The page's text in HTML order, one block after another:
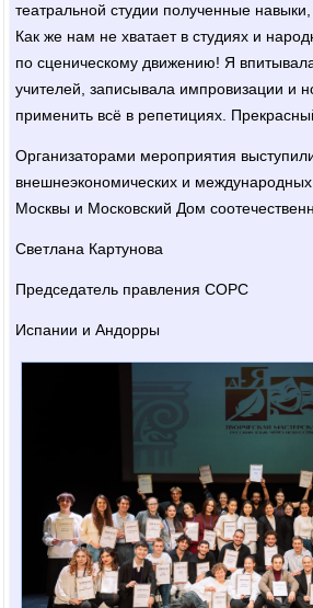
театральной студии полученные
Как же нам не хватает в студиях и
по сценическому движению! Я
учителей, записывала импровизации и
применить всё в репетициях.
Организаторами мероприятия
внешнеэкономических и международных
Москвы и Московский Дом
Светлана Картунова
Председатель правления СОРС
Испании и Андорры